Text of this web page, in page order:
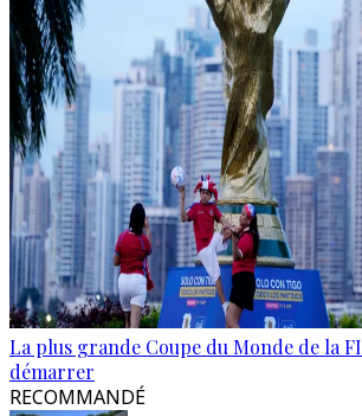
La plus grande Coupe du Monde de la
démarrer
RECOMMANDÉ